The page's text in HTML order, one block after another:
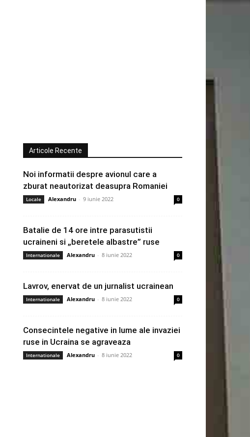
Articole Recente
Noi informatii despre avionul care a
zburat neautorizat deasupra Romaniei
Locale Alexandru - 9 iunie 2022 0
Batalie de 14 ore intre parasutistii
ucraineni si „beretele albastre” ruse
Internationale Alexandru - 8 iunie 2022 0
Lavrov, enervat de un jurnalist ucrainean
Internationale Alexandru - 8 iunie 2022 0
Consecintele negative in lume ale invaziei
ruse in Ucraina se agraveaza
Internationale Alexandru - 8 iunie 2022 0